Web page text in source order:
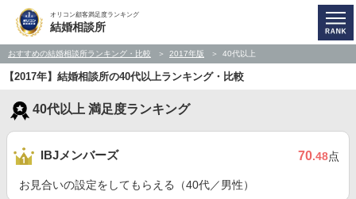
オリコン顧客満足度ランキング
結婚相談所
おすすめの結婚相談所ランキング・比較 2017年版 40代以上
【2017年】結婚相談所の40代以上ランキング・比較
40代以上 満足度ランキング
IBJメンバーズ 70.48点
お見合いの設定をしてもらえる（40代／男性）